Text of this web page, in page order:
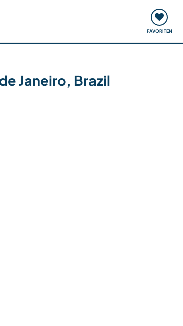
FAVORITEN
Reisen & Lernen
Janeiro, Brazil